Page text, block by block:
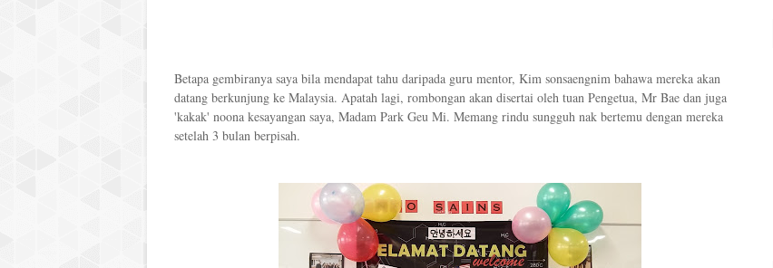
Betapa gembiranya saya bila mendapat tahu daripada guru mentor, Kim sonsaengnim bahawa mereka akan
datang berkunjung ke Malaysia. Apatah lagi, rombongan akan disertai oleh tuan Pengetua, Mr Bae dan juga
'kakak' noona kesayangan saya, Madam Park Geu Mi. Memang rindu sungguh nak bertemu dengan mereka
setelah 3 bulan berpisah.